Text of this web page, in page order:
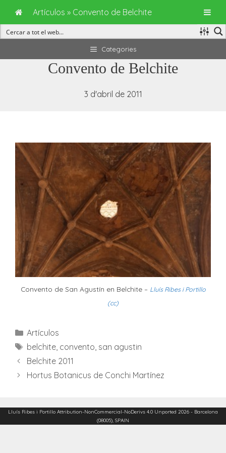
al
Categories
Convento de Belchite
3 d'abril de 2011
Convento de San Agustín en Belchite – Lluís Ribes i Portillo
(cc)
Categories
Artículos
Etiquetes
belchite, convento, san agustin
Belchite 2011
Hortus Botanicus de Conchi Martínez
Lluís Ribes i Portillo Attribution-NonCommercial-NoDerivs 4.0 Unported 2026 - Barcelona
(08005), SPAIN
Artículos » Convento de Belchite